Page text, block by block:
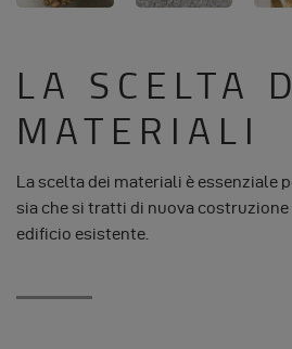
LA SCELTA
MATERIALI
La scelta dei materiali è essenziale
sia che si tratti di nuova costruzione
edificio esistente.